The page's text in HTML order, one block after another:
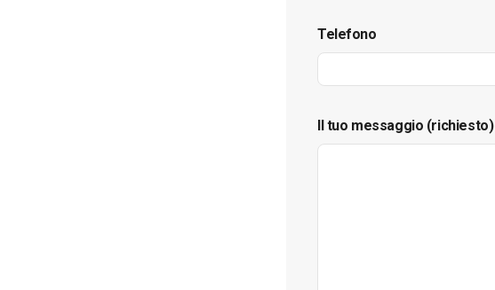
Telefono
Il tuo messaggio (richiesto)